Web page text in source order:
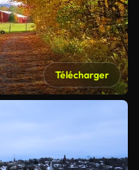
Télécharger